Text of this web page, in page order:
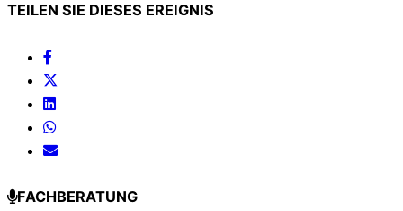
TEILEN SIE DIESES EREIGNIS
FACHBERATUNG